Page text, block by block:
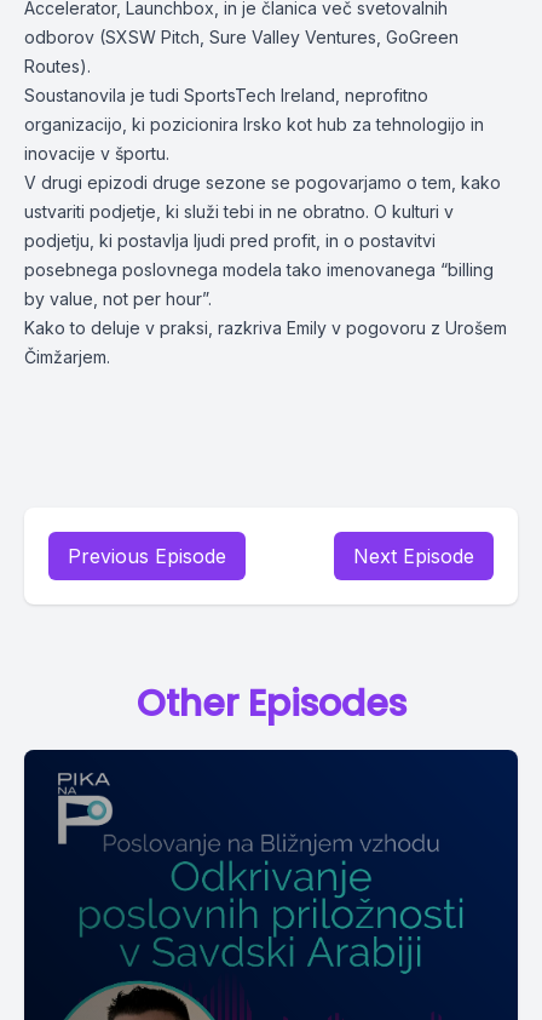
Accelerator, Launchbox, in je članica več svetovalnih
odborov (SXSW Pitch, Sure Valley Ventures, GoGreen
Routes).
Soustanovila je tudi SportsTech Ireland, neprofitno
organizacijo, ki pozicionira Irsko kot hub za tehnologijo in
inovacije v športu.
V drugi epizodi druge sezone se pogovarjamo o tem, kako
ustvariti podjetje, ki služi tebi in ne obratno. O kulturi v
podjetju, ki postavlja ljudi pred profit, in o postavitvi
posebnega poslovnega modela tako imenovanega “billing
by value, not per hour”.
Kako to deluje v praksi, razkriva Emily v pogovoru z Urošem
Čimžarjem.
Previous Episode Next Episode
Other Episodes